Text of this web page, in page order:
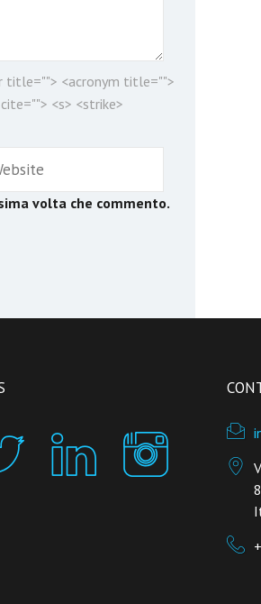
title=""> <acronym title="">
<s> <strike>
volta che commento.